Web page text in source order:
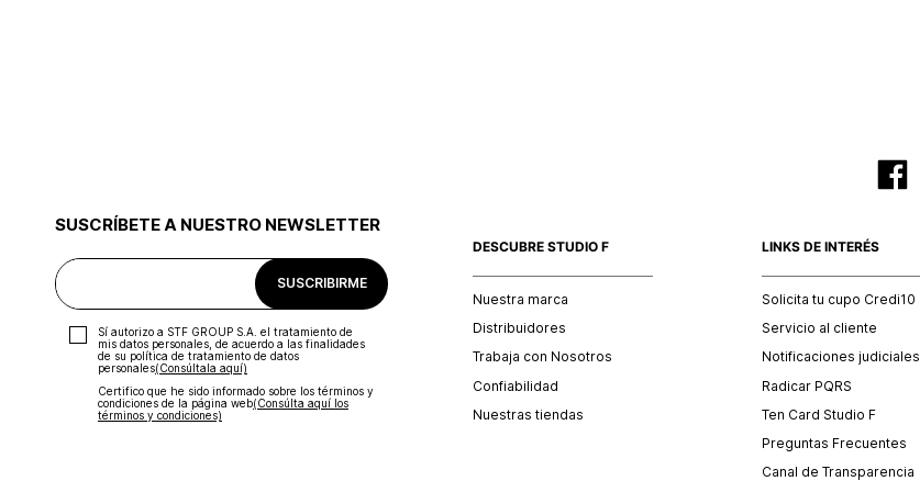
SUSCRÍBETE A NUESTRO NEWSLETTER
SUSCRIBIRME
Sí autorizo a STF GROUP S.A. el tratamiento de
mis datos personales, de acuerdo a las finalidades
de su política de tratamiento de datos
personales‎(Consúltala aquí)
Certifico que he sido informado sobre los términos y
condiciones de la página web‎(Consúlta aquí los
términos y condiciones)
DESCUBRE STUDIO F
Nuestra marca
Distribuidores
Trabaja con Nosotros
Confiabilidad
Nuestras tiendas
LINKS DE INTERÉS
Solicita tu cupo Credi10
Servicio al cliente
Notificaciones judiciales
Radicar PQRS
Ten Card Studio F
Preguntas Frecuentes
Canal de Transparencia